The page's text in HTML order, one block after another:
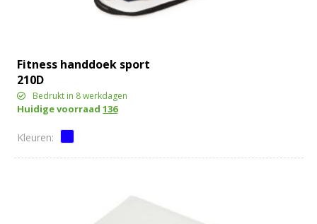
Fitness handdoek sport
210D
Bedrukt in 8 werkdagen
Huidige voorraad136